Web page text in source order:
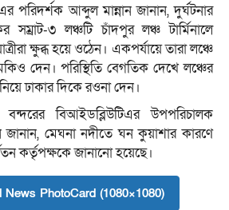
পরিদর্শক আব্দুল মান্নান জানান, দুর্ঘটনার
৩ লঞ্চটি চাঁদপুর লঞ্চ টার্মিনালে
ক্ষুব্ধ হয়ে ওঠেন। একপর্যায়ে তারা লঞ্চে
দেন। পরিস্থিতি বেগতিক দেখে লঞ্চের
ঢাকার দিকে রওনা দেন।
বিআইডব্লিউটিএর উপপরিচালক
জানান, মেঘনা নদীতে ঘন কুয়াশার কারণে
কর্তৃপক্ষকে জানানো হয়েছে।
News PhotoCard (1080×1080)